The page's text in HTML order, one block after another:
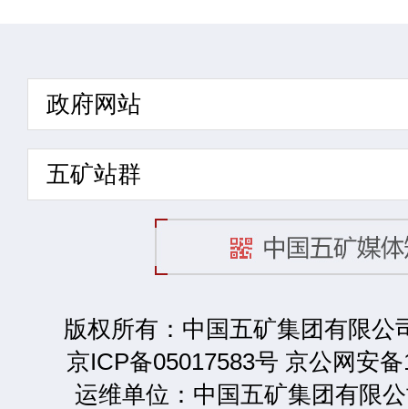
政府网站
五矿站群
版权所有：中国五矿集团有限公
京ICP备05017583号 京公网安
运维单位：中国五矿集团有限